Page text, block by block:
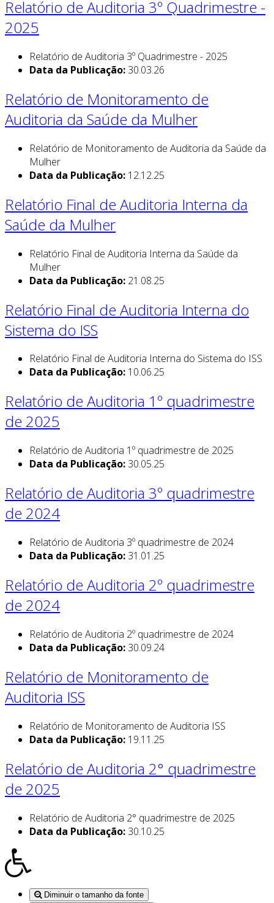
Relatório de Auditoria 3º Quadrimestre -
2025
Relatório de Auditoria 3º Quadrimestre - 2025
Data da Publicação: 30.03.26
Relatório de Monitoramento de
Auditoria da Saúde da Mulher
Relatório de Monitoramento de Auditoria da Saúde da
Mulher
Data da Publicação: 12.12.25
Relatório Final de Auditoria Interna da
Saúde da Mulher
Relatório Final de Auditoria Interna da Saúde da
Mulher
Data da Publicação: 21.08.25
Relatório Final de Auditoria Interna do
Sistema do ISS
Relatório Final de Auditoria Interna do Sistema do ISS
Data da Publicação: 10.06.25
Relatório de Auditoria 1º quadrimestre
de 2025
Relatório de Auditoria 1º quadrimestre de 2025
Data da Publicação: 30.05.25
Relatório de Auditoria 3º quadrimestre
de 2024
Relatório de Auditoria 3º quadrimestre de 2024
Data da Publicação: 31.01.25
Relatório de Auditoria 2º quadrimestre
de 2024
Relatório de Auditoria 2º quadrimestre de 2024
Data da Publicação: 30.09.24
Relatório de Monitoramento de
Auditoria ISS
Relatório de Monitoramento de Auditoria ISS
Data da Publicação: 19.11.25
Relatório de Auditoria 2° quadrimestre
de 2025
Relatório de Auditoria 2° quadrimestre de 2025
Data da Publicação: 30.10.25
Diminuir o tamanho da fonte